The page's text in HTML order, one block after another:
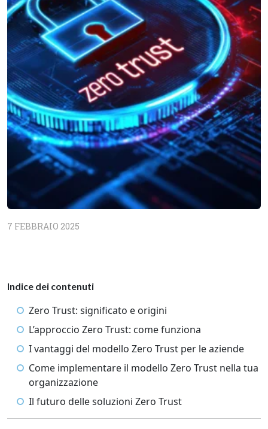
7 FEBBRAIO 2025
Indice dei contenuti
Zero Trust: significato e origini
L’approccio Zero Trust: come funziona
I vantaggi del modello Zero Trust per le aziende
Come implementare il modello Zero Trust nella tua
organizzazione
Il futuro delle soluzioni Zero Trust